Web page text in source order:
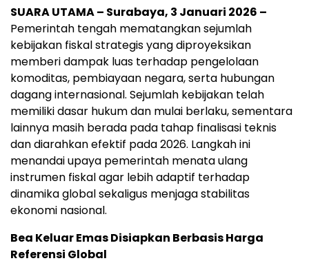
SUARA UTAMA – Surabaya, 3 Januari 2026 –
Pemerintah tengah mematangkan sejumlah
kebijakan fiskal strategis yang diproyeksikan
memberi dampak luas terhadap pengelolaan
komoditas, pembiayaan negara, serta hubungan
dagang internasional. Sejumlah kebijakan telah
memiliki dasar hukum dan mulai berlaku, sementara
lainnya masih berada pada tahap finalisasi teknis
dan diarahkan efektif pada 2026. Langkah ini
menandai upaya pemerintah menata ulang
instrumen fiskal agar lebih adaptif terhadap
dinamika global sekaligus menjaga stabilitas
ekonomi nasional.
Bea Keluar Emas Disiapkan Berbasis Harga
Referensi Global